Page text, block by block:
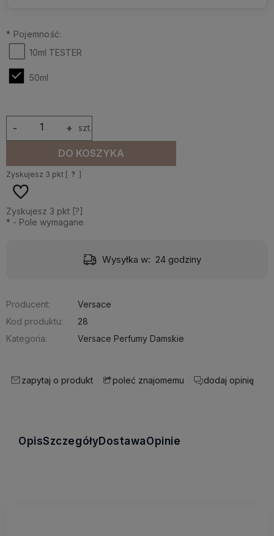
* Pojemność:
10ml TESTER
50ml
+
- szt.
DO KOSZYKA
Zyskujesz 3 pkt [ ? ]
Zyskujesz 3 pkt [?]
* - Pole wymagane
Wysyłka w: 24 godziny
Producent:
Versace
Kod produktu:
28
Kategoria:
Versace Perfumy Damskie
zapytaj o produkt poleć znajomemu dodaj opinię
OpisSzczegółyDostawaOpinie